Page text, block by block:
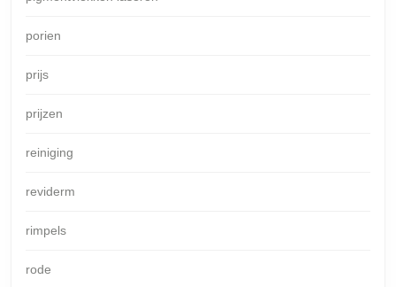
porien
prijs
prijzen
reiniging
reviderm
rimpels
rode